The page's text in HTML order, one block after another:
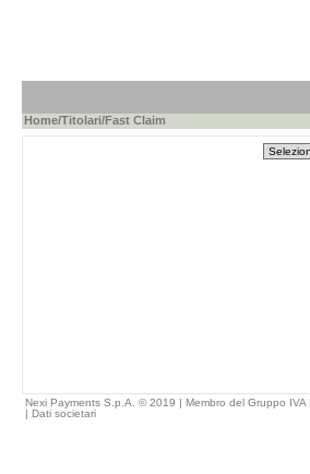
Home/Titolari/Fast Claim
Nexi Payments S.p.A. © 2019 | Membro del Gruppo IVA
| Dati societari